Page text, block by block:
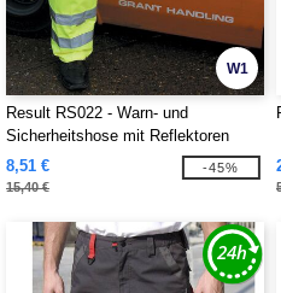
W1
Result RS022 - Warn- und
Sicherheitshose mit Reflektoren
(EN471 class 1)
8,51 €
15,40 €
-45%